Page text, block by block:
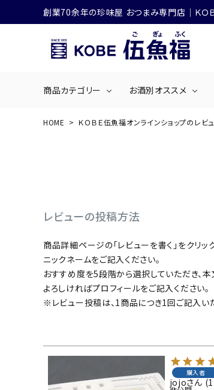
創業70余年の珍味屋 おつまみ専門店│ＫＯＢ
商品カテゴリー お酒別オススメ
ログイン 会員登録
商品カテゴリー
お酒別オススメ
HOME ＫＯＢＥ伍魚福オンラインショップのレビ
レビューの投稿方法
商品詳細ページの「レビューを書く」をクリッ
ニックネームをご記入ください。
おすすめ度を5段階から選択していただき、
よろしければプロフィールをご記入ください。
※レビュー投稿は、1商品につき1回ご記入い
購入者
jojo 1